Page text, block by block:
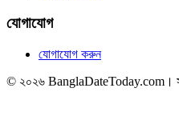
যোগাযোগ
যোগাযোগ করুন
© ২০২৬ BanglaDateToday.com।